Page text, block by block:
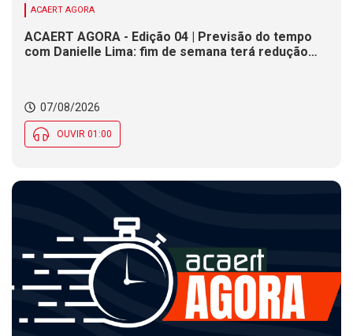
ACAERT AGORA
ACAERT AGORA - Edição 04 | Previsão do tempo
com Danielle Lima: fim de semana terá redução
07/08/2026
OUVIR 01:00